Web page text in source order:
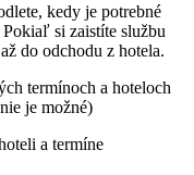
kedy je potrebné
si zaistíte službu
do odchodu z hotela.
termínoch a hoteloch
je možné)
a termíne